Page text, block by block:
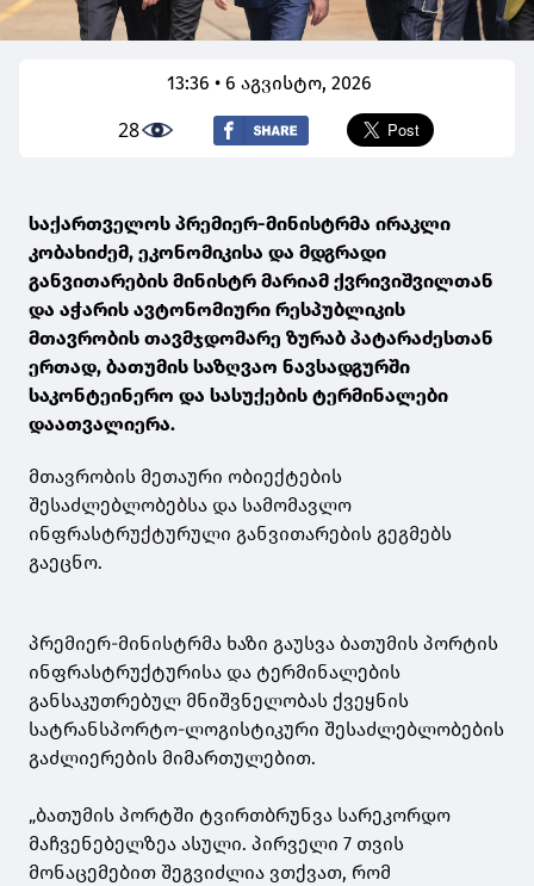
13:36 • 6 აგვისტო, 2026
28
საქართველოს პრემიერ-მინისტრმა ირაკლი
კობახიძემ, ეკონომიკისა და მდგრადი
განვითარების მინისტრ მარიამ ქვრივიშვილთან
და აჭარის ავტონომიური რესპუბლიკის
მთავრობის თავმჯდომარე ზურაბ პატარაძესთან
ერთად, ბათუმის საზღვაო ნავსადგურში
საკონტეინერო და სასუქების ტერმინალები
დაათვალიერა.
მთავრობის მეთაური ობიექტების
შესაძლებლობებსა და სამომავლო
ინფრასტრუქტურული განვითარების გეგმებს
გაეცნო.
პრემიერ-მინისტრმა ხაზი გაუსვა ბათუმის პორტის
ინფრასტრუქტურისა და ტერმინალების
განსაკუთრებულ მნიშვნელობას ქვეყნის
სატრანსპორტო-ლოგისტიკური შესაძლებლობების
გაძლიერების მიმართულებით.
„ბათუმის პორტში ტვირთბრუნვა სარეკორდო
მაჩვენებელზეა ასული. პირველი 7 თვის
მონაცემებით შეგვიძლია ვთქვათ, რომ